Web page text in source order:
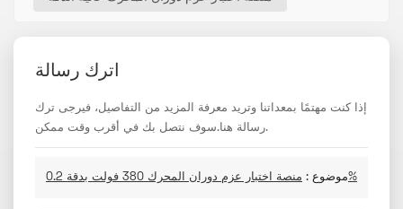
اترك رسالة
إذا كنت مهتمًا بمعداتنا وتريد معرفة المزيد من التفاصيل، فيرجى ترك
رسالة هنا.سوف نتصل بك في أقرب وقت ممكن.
موضوع :منصة اختبار عزم دوران المحرك 380 فولت بدقة 0.2%